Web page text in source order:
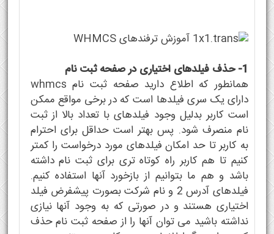
1- حذف فیلدهای اختیاری در صفحه ثبت نام
همانطور که اطلاع دارید صفحه ثبت نام whmcs
دارای یک سری فیلدها است که در برخی مواقع ممکن
است کاربر بدلیل وجود فیلدهای با تعداد بالا از ثبت
نام منصرف شود. پس بهتر است حداقل برای احترام
به کاربر تا حد امکان فیلدهای مورد درخواست را کمتر
کنیم تا هم کاربر راه کوتاه تری برای ثبت نام داشته
باشد و هم ما بتوانیم از بازخورد آنها استفاده کنیم.
فیلدهای آدرس 2 و نام شرکت بصورت پیشفرض فیلد
اختیاری هستند و در صورتی که به وجود آنها نیازی
نداشته باشید می توان آنها را از صفحه ثبت نام حذف